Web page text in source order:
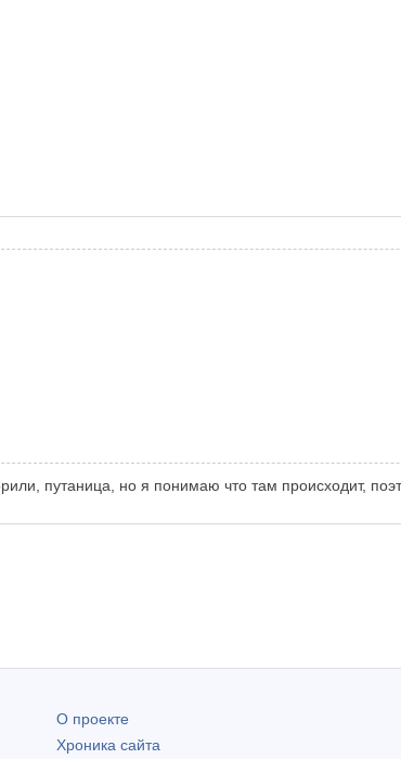
путаница, но я понимаю что там происходит,
О проекте
Хроника сайта